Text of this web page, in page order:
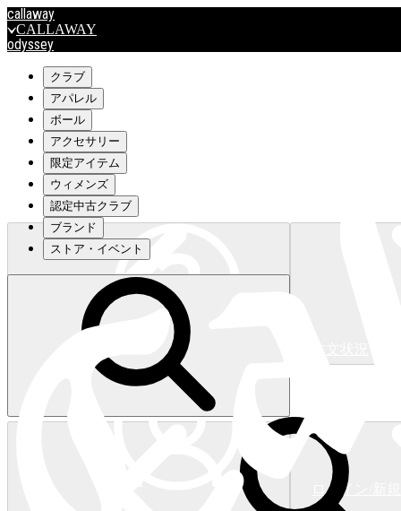
callaway
CALLAWAY
odyssey
travismathew
outlet
OUTLET
キャロウェイアパレルはこちら>>>
キャロウェイアパレルはこちら>>>
ログイン/新
クラブ
アパレル
ボール
アクセサリー
限定アイテム
ウィメンズ
認定中古クラブ
ブランド
ストア・イベント